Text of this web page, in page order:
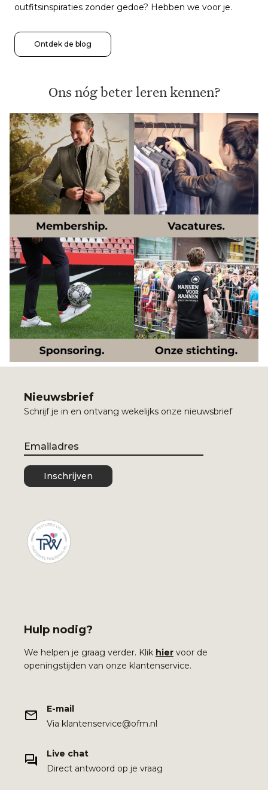
outfitsinspiraties zonder gedoe? Hebben we voor je.
Ontdek de blog
Ons nóg beter leren kennen?
Nieuwsbrief
Schrijf je in en ontvang wekelijks onze nieuwsbrief
Email
Inschrijven
Hulp nodig?
We helpen je graag verder. Klik hier voor de
openingstijden van onze klantenservice.
E-mail
Via klantenservice@ofm.nl
Live chat
Direct antwoord op je vraag